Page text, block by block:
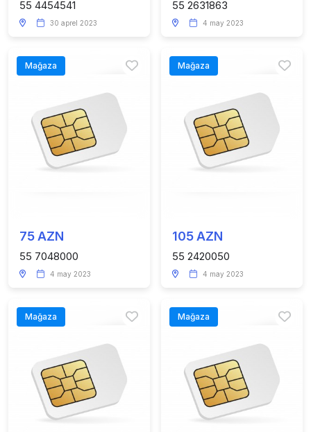
55 4454541
30 aprel 2023
55 2631863
4 may 2023
Mağaza
75 AZN
55 7048000
4 may 2023
Mağaza
105 AZN
55 2420050
4 may 2023
Mağaza Mağaza